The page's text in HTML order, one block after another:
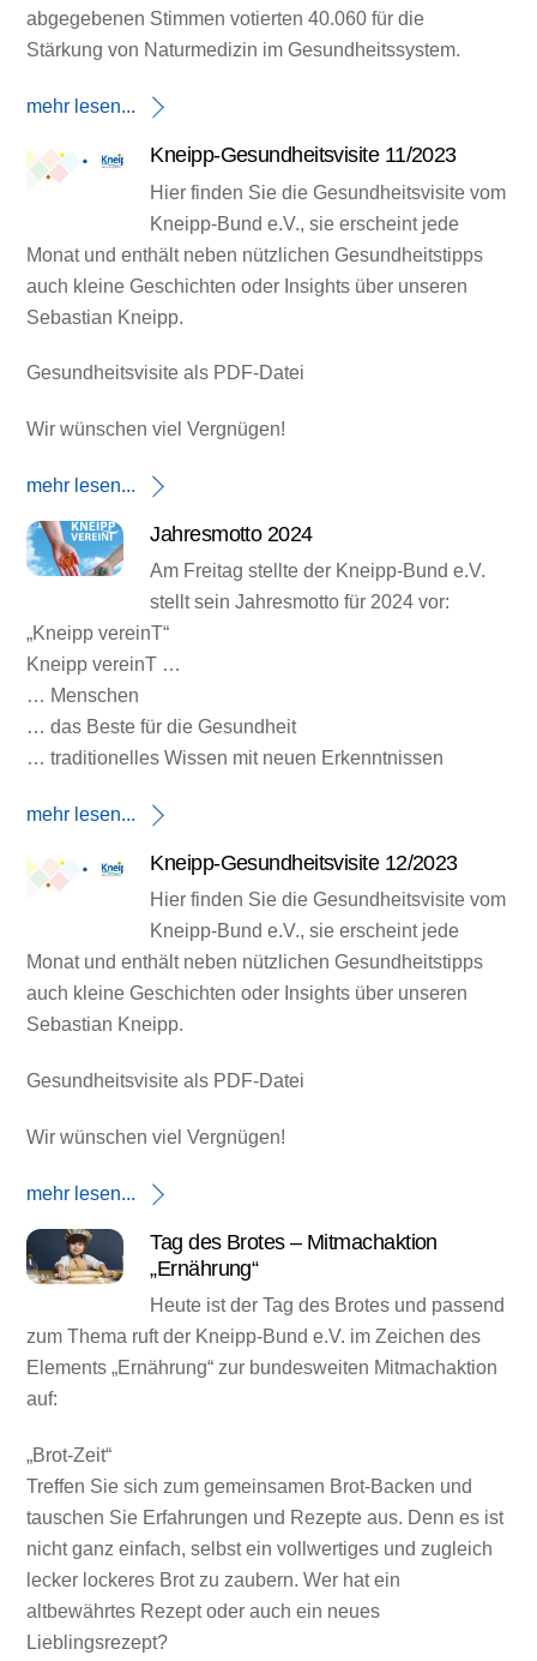
abgegebenen Stimmen votierten 40.060 für die
Stärkung von Naturmedizin im Gesundheitssystem.
mehr lesen...
Kneipp-Gesundheitsvisite 11/2023
Hier finden Sie die Gesundheitsvisite vom
Kneipp-Bund e.V., sie erscheint jede
Monat und enthält neben nützlichen Gesundheitstipps
auch kleine Geschichten oder Insights über unseren
Sebastian Kneipp.
Gesundheitsvisite als PDF-Datei
Wir wünschen viel Vergnügen!
mehr lesen...
Jahresmotto 2024
Am Freitag stellte der Kneipp-Bund e.V.
stellt sein Jahresmotto für 2024 vor:
„Kneipp vereinT“
Kneipp vereinT …
… Menschen
… das Beste für die Gesundheit
… traditionelles Wissen mit neuen Erkenntnissen
mehr lesen...
Kneipp-Gesundheitsvisite 12/2023
Hier finden Sie die Gesundheitsvisite vom
Kneipp-Bund e.V., sie erscheint jede
Monat und enthält neben nützlichen Gesundheitstipps
auch kleine Geschichten oder Insights über unseren
Sebastian Kneipp.
Gesundheitsvisite als PDF-Datei
Wir wünschen viel Vergnügen!
mehr lesen...
Tag des Brotes – Mitmachaktion
„Ernährung“
Heute ist der Tag des Brotes und passend
zum Thema ruft der Kneipp-Bund e.V. im Zeichen des
Elements „Ernährung“ zur bundesweiten Mitmachaktion
auf:
„Brot-Zeit“
Treffen Sie sich zum gemeinsamen Brot-Backen und
tauschen Sie Erfahrungen und Rezepte aus. Denn es ist
nicht ganz einfach, selbst ein vollwertiges und zugleich
lecker lockeres Brot zu zaubern. Wer hat ein
altbewährtes Rezept oder auch ein neues
Lieblingsrezept?